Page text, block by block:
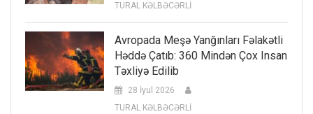
TURAL KƏLBƏCƏRLİ
Avropada Meşə Yanğınları Fəlakətli
Həddə Çatıb: 360 Mindən Çox Insan
Təxliyə Edilib
28 İyul 2026
TURAL KƏLBƏCƏRLİ